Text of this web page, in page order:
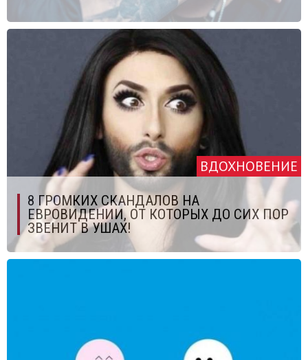
ВДОХНОВЕНИЕ
8 ГРОМКИХ СКАНДАЛОВ НА
ЕВРОВИДЕНИИ, ОТ КОТОРЫХ ДО СИХ ПОР
ЗВЕНИТ В УШАХ!